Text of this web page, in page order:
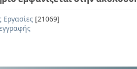
Εργασίες [21069]